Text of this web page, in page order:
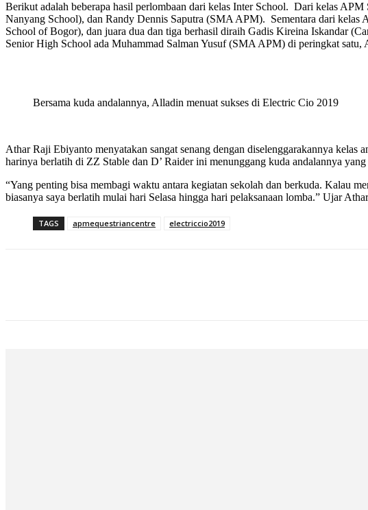
Berikut adalah beberapa hasil perlombaan dari kelas Inter School. Dari kelas
Nanyang School), dan Randy Dennis Saputra (SMA APM). Sementara dari
School of Bogor), dan juara dua dan tiga berhasil diraih Gadis Kireina Iskandar
Senior High School ada Muhammad Salman Yusuf (SMA APM) di peringkat
Bersama kuda andalannya, Alladin menuat sukses di Electric Cio 2019
Athar Raji Ebiyanto menyatakan sangat senang dengan diselenggarakannya
harinya berlatih di ZZ Stable dan D’ Raider ini menunggang kuda andalannya
“Yang penting bisa membagi waktu antara kegiatan sekolah dan berkuda. Kalau
biasanya saya berlatih mulai hari Selasa hingga hari pelaksanaan lomba.” Ujar
TAGS apmequestriancentre electriccio2019